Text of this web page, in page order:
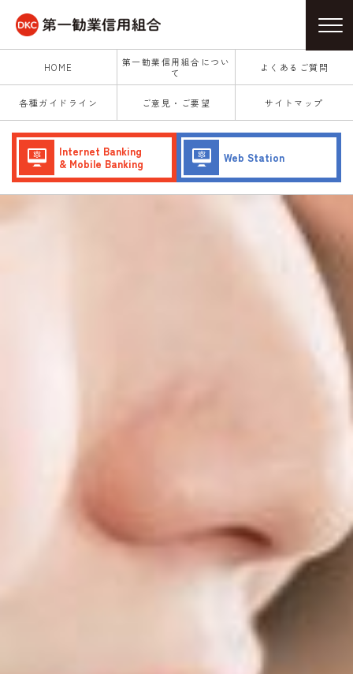
HOME
第一勧業信用組合につい
て
よくあるご質問
各種ガイドライン ご意見・ご要望 サイトマップ
Internet Banking
& Mobile Banking
Web Station